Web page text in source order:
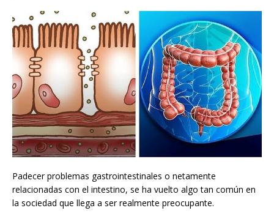
Padecer problemas gastrointestinales o netamente
relacionadas con el intestino, se ha vuelto algo tan común en
la sociedad que llega a ser realmente preocupante.